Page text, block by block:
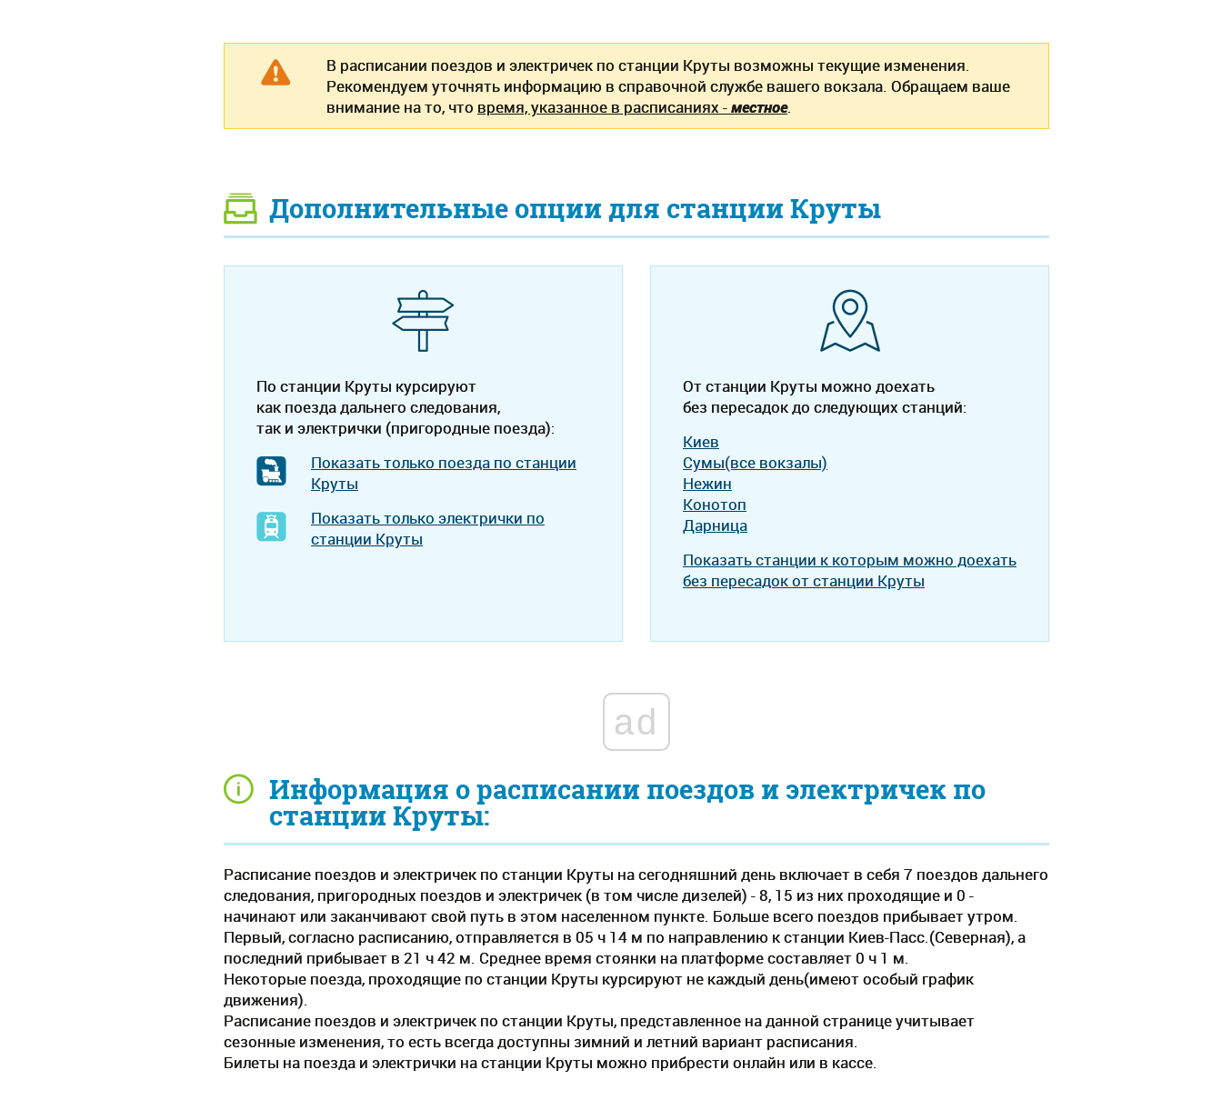
Информация о расписании поездов и электричек по
станции Круты:
Расписание поездов и электричек по станции Круты на сегодняшний день включает в себя 7 поездов дальнего
следования, пригородных поездов и электричек (в том числе дизелей) - 8, 15 из них проходящие и 0 -
начинают или заканчивают свой путь в этом населенном пункте. Больше всего поездов прибывает утром.
Первый, согласно расписанию, отправляется в 05 ч 14 м по направлению к станции Киев-Пасс.(Северная), а
последний прибывает в 21 ч 42 м. Среднее время стоянки на платформе составляет 0 ч 1 м.
Некоторые поезда, проходящие по станции Круты курсируют не каждый день(имеют особый график
движения).
Расписание поездов и электричек по станции Круты, представленное на данной странице учитывает
сезонные изменения, то есть всегда доступны зимний и летний вариант расписания.
Билеты на поезда и электрички на станции Круты можно прибрести онлайн или в кассе.
В расписании поездов и электричек по станции Круты возможны текущие изменения.
Рекомендуем уточнять информацию в справочной службе вашего вокзала. Обращаем ваше
внимание на то, что время, указанное в расписаниях -местное.
Дополнительные опции для станции Круты
По станции Круты курсируют
как поезда дальнего следования,
так и электрички (пригородные поезда):
Показать только поезда по станции
Круты
Показать только электрички по
станции Круты
От станции Круты можно доехать
без пересадок до следующих станций:
Киев
Сумы(все вокзалы)
Нежин
Конотоп
Дарница
Показать станции к которым можно доехать
без пересадок от станции Круты
ad